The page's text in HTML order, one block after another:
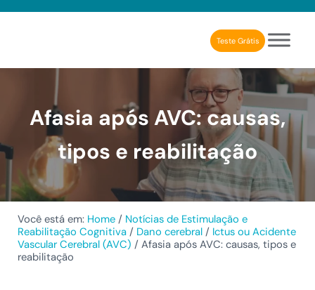
Aplicativo de estimulação cognitiva para profissionais
Teste Grátis
Afasia após AVC: causas,
tipos e reabilitação
Você está em: Home / Notícias de Estimulação e
Reabilitação Cognitiva / Dano cerebral / Ictus ou Acidente
Vascular Cerebral (AVC) / Afasia após AVC: causas, tipos e
reabilitação